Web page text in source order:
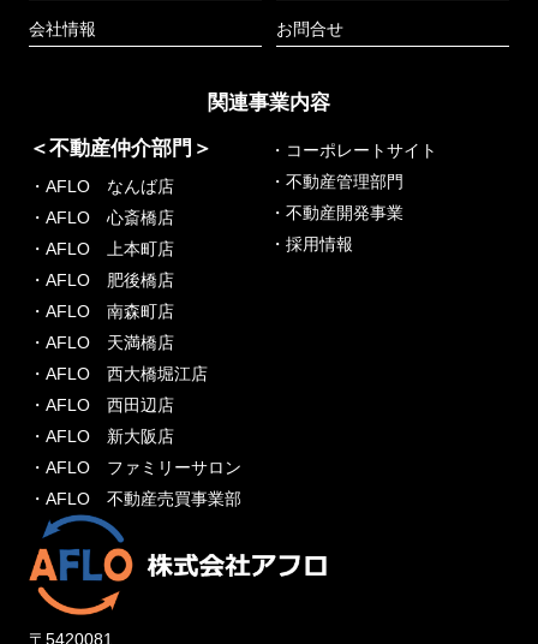
会社情報 お問合せ
関連事業内容
＜不動産仲介部門＞
・AFLO なんば店
・AFLO 心斎橋店
・AFLO 上本町店
・AFLO 肥後橋店
・AFLO 南森町店
・AFLO 天満橋店
・AFLO 西大橋堀江店
・AFLO 西田辺店
・AFLO 新大阪店
・AFLO ファミリーサロン
・AFLO 不動産売買事業部
・コーポレートサイト
・不動産管理部門
・不動産開発事業
・採用情報
〒5420081